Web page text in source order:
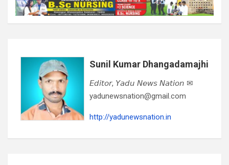
Sunil Kumar Dhangadamajhi
𝘌𝘥𝘪𝘵𝘰𝘳, 𝘠𝘢𝘥𝘶 𝘕𝘦𝘸𝘴 𝘕𝘢𝘵𝘪𝘰𝘯 ✉
yadunewsnation@gmail.com
http://yadunewsnation.in